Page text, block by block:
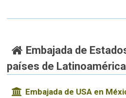
Embajada de
países de Latinoamérica
Embajada de USA en